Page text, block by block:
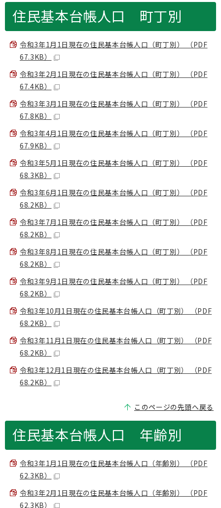
住民基本台帳人口 町丁別
令和3年1月1日現在の住民基本台帳人口（町丁別） （PDF
67.3KB）
令和3年2月1日現在の住民基本台帳人口（町丁別） （PDF
67.4KB）
令和3年3月1日現在の住民基本台帳人口（町丁別） （PDF
67.8KB）
令和3年4月1日現在の住民基本台帳人口（町丁別） （PDF
67.9KB）
令和3年5月1日現在の住民基本台帳人口（町丁別） （PDF
68.3KB）
令和3年6月1日現在の住民基本台帳人口（町丁別） （PDF
68.2KB）
令和3年7月1日現在の住民基本台帳人口（町丁別） （PDF
68.2KB）
令和3年8月1日現在の住民基本台帳人口（町丁別） （PDF
68.2KB）
令和3年9月1日現在の住民基本台帳人口（町丁別） （PDF
68.2KB）
令和3年10月1日現在の住民基本台帳人口（町丁別） （PDF
68.2KB）
令和3年11月1日現在の住民基本台帳人口（町丁別） （PDF
68.2KB）
令和3年12月1日現在の住民基本台帳人口（町丁別） （PDF
68.2KB）
このページの先頭へ戻る
住民基本台帳人口 年齢別
令和3年1月1日現在の住民基本台帳人口（年齢別） （PDF
62.3KB）
令和3年2月1日現在の住民基本台帳人口（年齢別） （PDF
62.3KB）